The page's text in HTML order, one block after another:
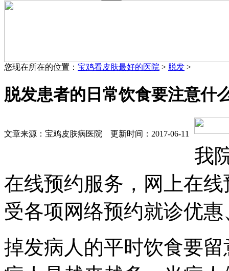
您现在所在的位置： 宝鸡看皮肤最好的医院 > 脱发 >
脱发患者的日常饮食要注意什
文章来源：宝鸡皮肤病医院 更新时间：2017-06-11
我
在线预约服务，网上在
受各项网络预约就诊优
掉发病人的平时饮食要